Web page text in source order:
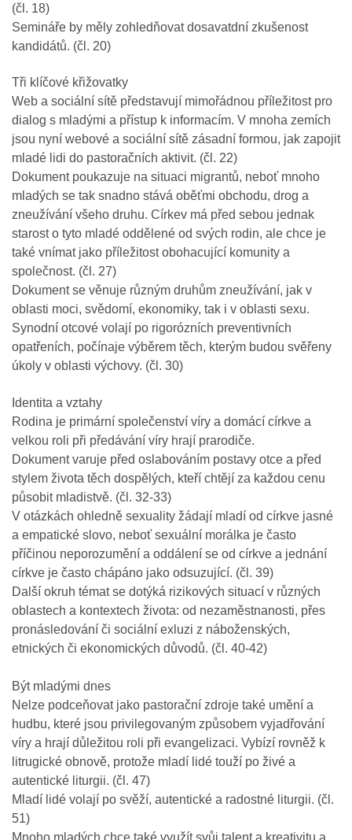
(čl. 18)
Semináře by měly zohledňovat dosavatdní zkušenost
kandidátů. (čl. 20)
Tři klíčové křižovatky
Web a sociální sítě představují mimořádnou příležitost pro
dialog s mladými a přístup k informacím. V mnoha zemích
jsou nyní webové a sociální sítě zásadní formou, jak zapojit
mladé lidi do pastoračních aktivit. (čl. 22)
Dokument poukazuje na situaci migrantů, neboť mnoho
mladých se tak snadno stává oběťmi obchodu, drog a
zneužívání všeho druhu. Církev má před sebou jednak
starost o tyto mladé oddělené od svých rodin, ale chce je
také vnímat jako příležitost obohacující komunity a
společnost. (čl. 27)
Dokument se věnuje různým druhům zneužívání, jak v
oblasti moci, svědomí, ekonomiky, tak i v oblasti sexu.
Synodní otcové volají po rigorózních preventivních
opatřeních, počínaje výběrem těch, kterým budou svěřeny
úkoly v oblasti výchovy. (čl. 30)
Identita a vztahy
Rodina je primární společenství víry a domácí církve a
velkou roli při předávání víry hrají prarodiče.
Dokument varuje před oslabováním postavy otce a před
stylem života těch dospělých, kteří chtějí za každou cenu
působit mladistvě. (čl. 32-33)
V otázkách ohledně sexuality žádají mladí od církve jasné
a empatické slovo, neboť sexuální morálka je často
příčinou neporozumění a oddálení se od církve a jednání
církve je často chápáno jako odsuzující. (čl. 39)
Další okruh témat se dotýká rizikových situací v různých
oblastech a kontextech života: od nezaměstnanosti, přes
pronásledování či sociální exluzi z náboženských,
etnických či ekonomických důvodů. (čl. 40-42)
Být mladými dnes
Nelze podceňovat jako pastorační zdroje také umění a
hudbu, které jsou privilegovaným způsobem vyjadřování
víry a hrají důležitou roli při evangelizaci. Vybízí rovněž k
litrugické obnově, protože mladí lidé touží po živé a
autentické liturgii. (čl. 47)
Mladí lidé volají po svěží, autentické a radostné liturgii. (čl.
51)
Mnoho mladých chce také využít svůj talent a kreativitu a